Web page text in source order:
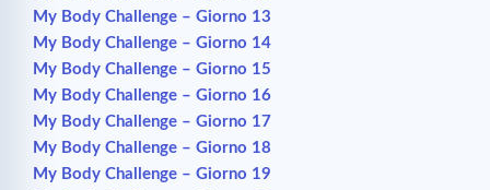
My Body Challenge – Giorno 13
My Body Challenge – Giorno 14
My Body Challenge – Giorno 15
My Body Challenge – Giorno 16
My Body Challenge – Giorno 17
My Body Challenge – Giorno 18
My Body Challenge – Giorno 19